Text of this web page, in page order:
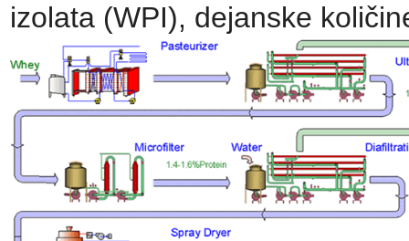
izolata (WPI), dejanske